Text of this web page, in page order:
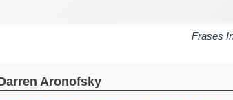
Frases
Aronofsky